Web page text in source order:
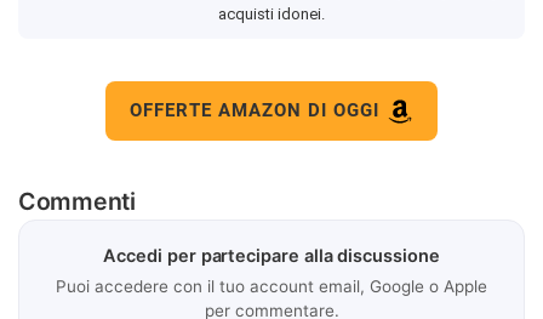
acquisti idonei.
OFFERTE AMAZON DI OGGI
Commenti
Accedi per partecipare alla discussione
Puoi accedere con il tuo account email, Google o Apple
per commentare.